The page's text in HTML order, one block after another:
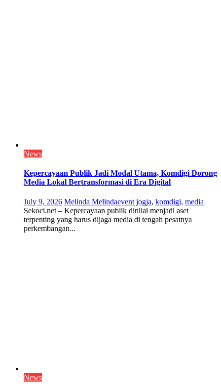
News
Kepercayaan Publik Jadi Modal Utama, Komdigi Dorong
Media Lokal Bertransformasi di Era Digital
July 9, 2026 Melinda Melindaevent jogja, komdigi, media
Sekoci.net – Kepercayaan publik dinilai menjadi aset
terpenting yang harus dijaga media di tengah pesatnya
perkembangan...
News